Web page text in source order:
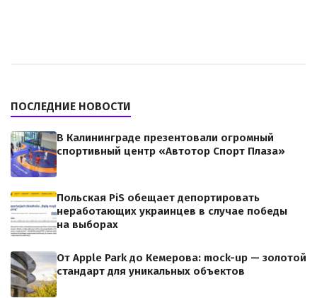
ПОСЛЕДНИЕ НОВОСТИ
В Калининграде презентовали огромный
спортивный центр «Автотор Спорт Плаза»
Польская PiS обещает депортировать
неработающих украинцев в случае победы
на выборах
От Apple Park до Кемерова: mock-up — золотой
стандарт для уникальных объектов